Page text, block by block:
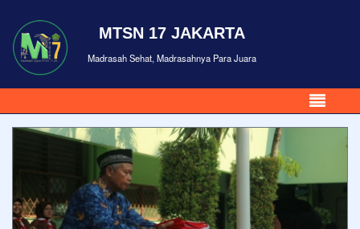
MTSN 17 JAKARTA
Madrasah Sehat, Madrasahnya Para Juara